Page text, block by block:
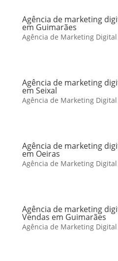
Agência de marketing
em Guimarães
Agência de Marketing
Agência de marketing
em Seixal
Agência de Marketing
Agência de marketing
em Oeiras
Agência de Marketing
Agência de marketing
Vendas em Guimarães
Agência de Marketing